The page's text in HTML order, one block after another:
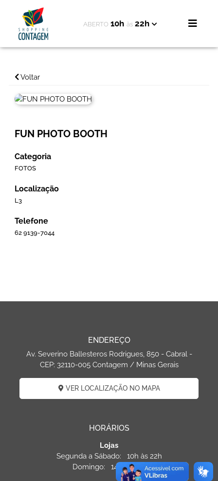
ABERTO 10h às 22h
Voltar
FUN PHOTO BOOTH
Categoria
FOTOS
Localização
L3
Telefone
62 9139-7044
ENDEREÇO
Av. Severino Ballesteros Rodrigues, 850 - Cabral -
CEP: 32110-005 Contagem / Minas Gerais
VER LOCALIZAÇÃO NO MAPA
HORÁRIOS
Lojas
Segunda a Sábado: 10h às 22h
Domingo: 14h às 20h